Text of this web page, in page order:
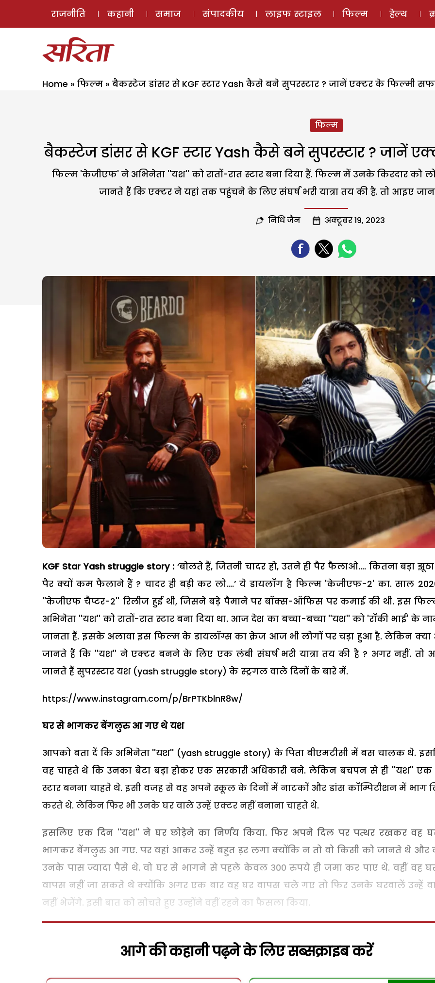
ई-मैगज़ीन
राजनीति कहानी समाज संपादकीय लाइफ स्टाइल फिल्म हेल्थ
Home » फिल्म » बैकस्टेज डांसर से KGF स्टार Yash कैसे बने सुपरस्टार ? जानें एक्टर के फिल्मी
फिल्म
बैकस्टेज डांसर से KGF स्टार Yash कैसे बने सुपरस्टार ? जानें
फिल्म 'केजीएफ' ने अभिनेता ''यश'' को रातों-रात स्टार बना दिया हैं. फिल्म में उनके किरदार को
जानते हैं कि एक्टर ने यहां तक पहुंचने के लिए संघर्ष भरी यात्रा तय की है. तो आइए
निधि जैन अक्टूबर 19, 2023
KGF Star Yash struggle story :‘बोलते हैं, जितनी चादर हो, उतने ही पैर फैलाओ.... कितना बड़ा झूठा
पैर क्यों कम फैलाने हैं ? चादर ही बड़ी कर लो....’ ये डायलॉग है फिल्म 'केजीएफ-2' का. साल
''केजीएफ चैप्टर-2'' रिलीज हुई थी, जिसने बड़े पैमाने पर बॉक्स-ऑफिस पर कमाई की थी. इस
अभिनेता ''यश'' को रातों-रात स्टार बना दिया था. आज देश का बच्चा-बच्चा ''यश'' को 'रॉकी भाई' के
जानता हैं. इसके अलावा इस फिल्म के डायलॉग्स का क्रेज आज भी लोगों पर चड़ा हुआ है. लेकिन
जानते हैं कि ''यश'' ने एक्टर बनने के लिए एक लंबी संघर्ष भरी यात्रा तय की है ? अगर नहीं. तो
जानते हैं सुपरस्टार यश (yash struggle story) के स्ट्रगल वाले दिनों के बारे में.
https://www.instagram.com/p/BrPTKblnR8w/
घर से भागकर बेंगलुरु आ गए थे यश
आपको बता दें कि अभिनेता ''यश'' (yash struggle story) के पिता बीएमटीसी में बस चालक थे.
वह चाहते थे कि उनका बेटा बड़ा होकर एक सरकारी अधिकारी बने. लेकिन बचपन से ही ''यश'' एक
स्टार बनना चाहते थे. इसी वजह से वह अपने स्कूल के दिनों में नाटकों और डांस कॉम्पिटीशन में भाग
करते थे. लेकिन फिर भी उनके घर वाले उन्हें एक्टर नहीं बनाना चाहते थे.
इसलिए एक दिन ''यश'' ने घर छोड़ेने का निर्णय किया. फिर अपने दिल पर पत्थर रखकर वह
भागकर बेंगलुरु आ गए. पर वहां आकर उन्हें बहुत ड़र लगा क्योंकि न तो वो किसी को जानते थे और
उनके पास ज्यादा पैसे थे. वो घर से भागने से पहले केवल 300 रुपये ही जमा कर पाए थे. वहीं वह
वापस नहीं जा सकते थे क्योंकि अगर एक बार वह घर वापस चले गए तो फिर उनके घरवालें उन्हें
नहीं भेजेंगे. इसी बात को सोचते हुए उन्होंने वहीं रहने का फैसला किया.
आगे की कहानी पढ़ने के लिए सब्सक्राइब करें